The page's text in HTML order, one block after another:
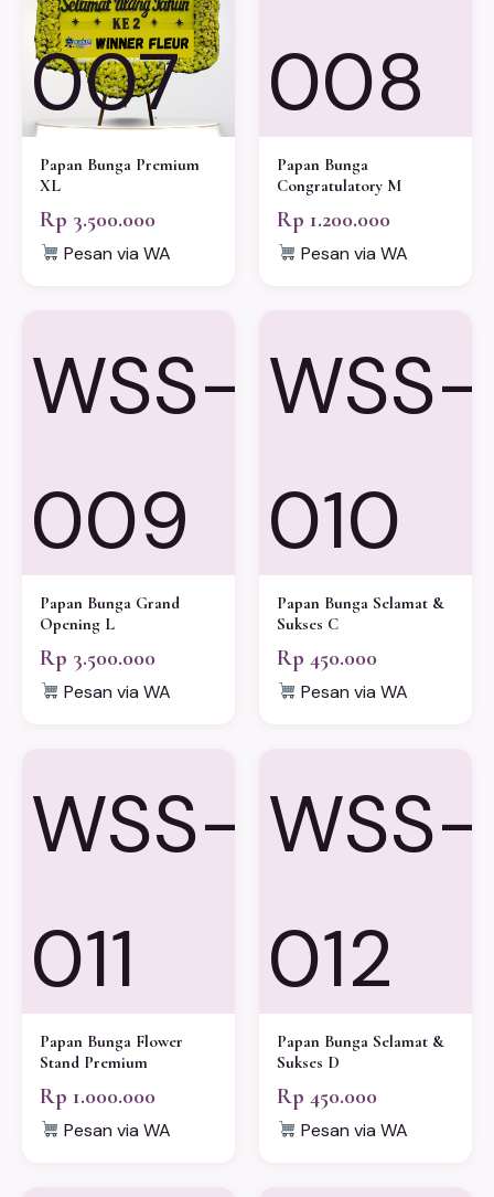
007
Papan Bunga Premium
XL
Rp 3.500.000
Pesan via WA
008
Papan Bunga
Congratulatory M
Rp 1.200.000
Pesan via WA
WSS-
009
Papan Bunga Grand
Opening L
Rp 3.500.000
Pesan via WA
WSS-
010
Papan Bunga Selamat &
Sukses C
Rp 450.000
Pesan via WA
WSS-
011
Papan Bunga Flower
Stand Premium
Rp 1.000.000
Pesan via WA
WSS-
012
Papan Bunga Selamat &
Sukses D
Rp 450.000
Pesan via WA